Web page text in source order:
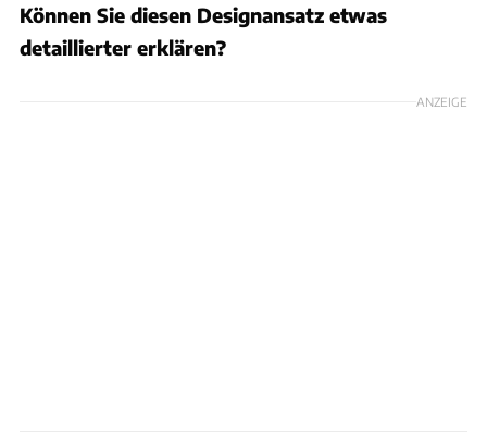
Können Sie diesen Designansatz etwas
detaillierter erklären?
ANZEIGE